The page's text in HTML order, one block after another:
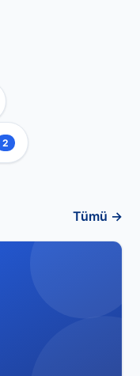
2
Tümü →